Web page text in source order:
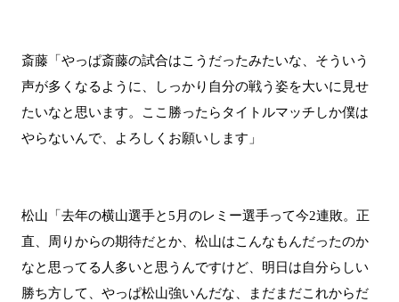
斎藤「やっぱ斎藤の試合はこうだったみたいな、そういう
声が多くなるように、しっかり自分の戦う姿を大いに見せ
たいなと思います。ここ勝ったらタイトルマッチしか僕は
やらないんで、よろしくお願いします」
松山「去年の横山選手と5月のレミー選手って今2連敗。正
直、周りからの期待だとか、松山はこんなもんだったのか
なと思ってる人多いと思うんですけど、明日は自分らしい
勝ち方して、やっぱ松山強いんだな、まだまだこれからだ